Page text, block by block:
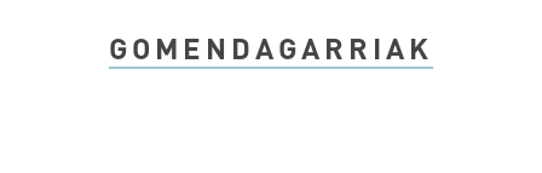
GOMENDAGARRIAK